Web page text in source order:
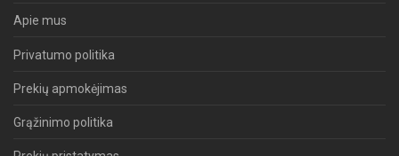
Apie mus
Privatumo politika
Prekių apmokėjimas
Grąžinimo politika